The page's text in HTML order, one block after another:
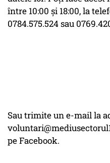
între 10:00 și 18:00, la
0784.575.524 sau
Sau trimite un e-mail la
pe Facebook.